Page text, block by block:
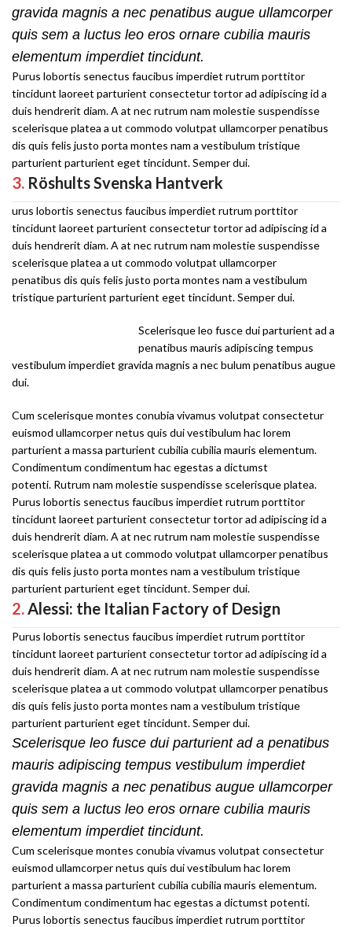
gravida magnis a nec penatibus augue ullamcorper
quis sem a luctus leo eros ornare cubilia mauris
elementum imperdiet tincidunt.
Purus lobortis senectus faucibus imperdiet rutrum porttitor
tincidunt laoreet parturient consectetur tortor ad adipiscing id a
duis hendrerit diam. A at nec rutrum nam molestie suspendisse
scelerisque platea a ut commodo volutpat ullamcorper penatibus
dis quis felis justo porta montes nam a vestibulum tristique
parturient parturient eget tincidunt. Semper dui.
3. Röshults Svenska Hantverk
urus lobortis senectus faucibus imperdiet rutrum porttitor
tincidunt laoreet parturient consectetur tortor ad adipiscing id a
duis hendrerit diam. A at nec rutrum nam molestie suspendisse
scelerisque platea a ut commodo volutpat ullamcorper
penatibus dis quis felis justo porta montes nam a vestibulum
tristique parturient parturient eget tincidunt. Semper dui.
Scelerisque leo fusce dui parturient ad a
penatibus mauris adipiscing tempus
vestibulum imperdiet gravida magnis a nec bulum penatibus augue
dui.
Cum scelerisque montes conubia vivamus volutpat consectetur
euismod ullamcorper netus quis dui vestibulum hac lorem
parturient a massa parturient cubilia cubilia mauris elementum.
Condimentum condimentum hac egestas a dictumst
potenti. Rutrum nam molestie suspendisse scelerisque platea.
Purus lobortis senectus faucibus imperdiet rutrum porttitor
tincidunt laoreet parturient consectetur tortor ad adipiscing id a
duis hendrerit diam. A at nec rutrum nam molestie suspendisse
scelerisque platea a ut commodo volutpat ullamcorper penatibus
dis quis felis justo porta montes nam a vestibulum tristique
parturient parturient eget tincidunt. Semper dui.
2.Alessi: the Italian Factory of Design
Purus lobortis senectus faucibus imperdiet rutrum porttitor
tincidunt laoreet parturient consectetur tortor ad adipiscing id a
duis hendrerit diam. A at nec rutrum nam molestie suspendisse
scelerisque platea a ut commodo volutpat ullamcorper penatibus
dis quis felis justo porta montes nam a vestibulum tristique
parturient parturient eget tincidunt. Semper dui.
Scelerisque leo fusce dui parturient ad a penatibus
mauris adipiscing tempus vestibulum imperdiet
gravida magnis a nec penatibus augue ullamcorper
quis sem a luctus leo eros ornare cubilia mauris
elementum imperdiet tincidunt.
Cum scelerisque montes conubia vivamus volutpat consectetur
euismod ullamcorper netus quis dui vestibulum hac lorem
parturient a massa parturient cubilia cubilia mauris elementum.
Condimentum condimentum hac egestas a dictumst potenti.
Purus lobortis senectus faucibus imperdiet rutrum porttitor